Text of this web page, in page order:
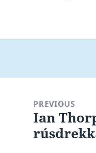
navigationPREVIOUS
Previous
post:
Ian